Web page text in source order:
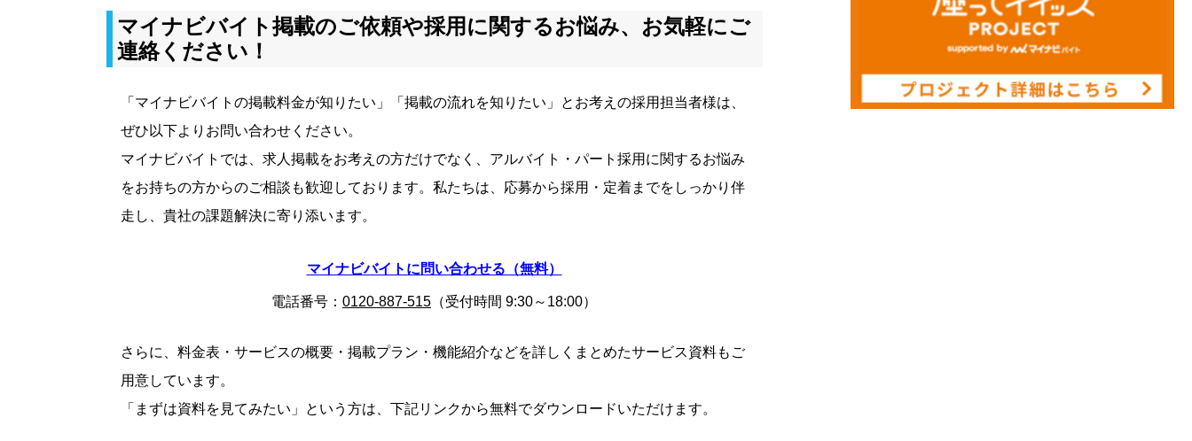
マイナビバイト掲載のご依頼や採用に関するお悩み、お気軽にご
連絡ください！
「マイナビバイトの掲載料金が知りたい」「掲載の流れを知りたい」とお考えの採用担当者様は、
ぜひ以下よりお問い合わせください。
マイナビバイトでは、求人掲載をお考えの方だけでなく、アルバイト・パート採用に関するお悩み
をお持ちの方からのご相談も歓迎しております。私たちは、応募から採用・定着までをしっかり伴
走し、貴社の課題解決に寄り添います。
マイナビバイトに問い合わせる（無料）
電話番号： 0120-887-515 （受付時間 9:30～18:00）
さらに、料金表・サービスの概要・掲載プラン・機能紹介などを詳しくまとめたサービス資料もご
用意しています。
「まずは資料を見てみたい」という方は、下記リンクから無料でダウンロードいただけます。